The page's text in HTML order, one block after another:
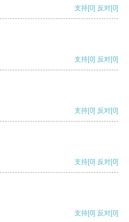
支持[0] 反对[0]
支持[0] 反对[0]
支持[0] 反对[0]
支持[0] 反对[0]
支持[0] 反对[0]